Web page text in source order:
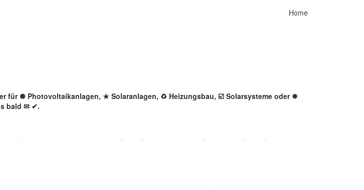
Home
für ✺ Photovoltaikanlagen, ★ Solaranlagen, ♻ Heizungsbau, ☑️ Solarsysteme oder ✹
bald ✉ ✔.